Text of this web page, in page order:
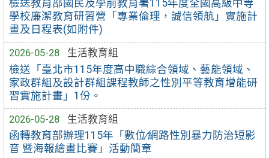
檢送教育部國民及學前教育署115年度全國高級中等
學校廉潔教育研習營「專業倫理，誠信領航」實施計
畫及日程表(如附件)
2026-05-28
生活教育組
檢送「臺北市115年度高中職綜合領域、藝能領域、
家政群組及設計群組課程教師之性別平等教育增能研
習實施計畫」1份。
2026-05-28
生活教育組
函轉教育部辦理115年「數位∕網路性別暴力防治短影
音 暨海報繪畫比賽」活動簡章